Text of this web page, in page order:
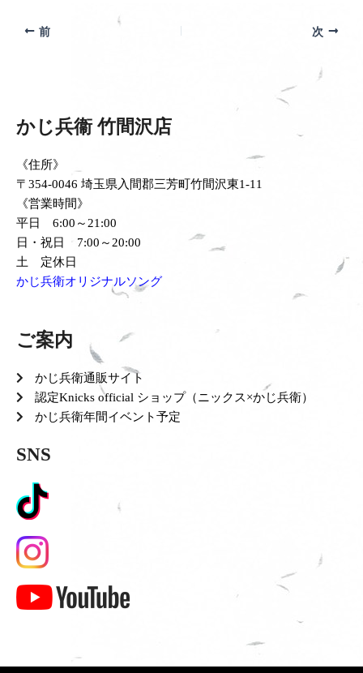
前 次
かじ兵衞 竹間沢店
《住所》
〒354-0046 埼玉県入間郡三芳町竹間沢東1-11
《営業時間》
平日 6:00～21:00
日・祝日 7:00～20:00
土 定休日
かじ兵衛オリジナルソング
ご案内
かじ兵衛通販サイト
認定Knicks official ショップ（ニックス×かじ兵衛）
かじ兵衛年間イベント予定
SNS